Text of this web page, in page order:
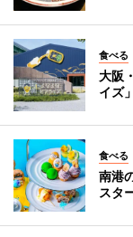
食べる
大阪
イズ
食べる
南港
スタ